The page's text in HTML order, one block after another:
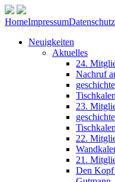
HomeImpressum
Neuigkeiten
Aktuelles
24.
Nachruf
23.
22.
21.
Den Kopf